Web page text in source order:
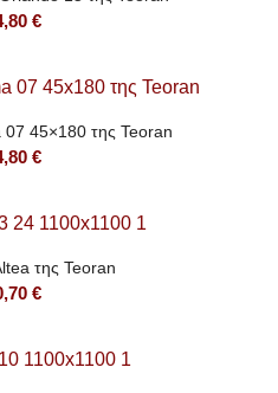
€
45×180 της Teoran
€
της Teoran
€